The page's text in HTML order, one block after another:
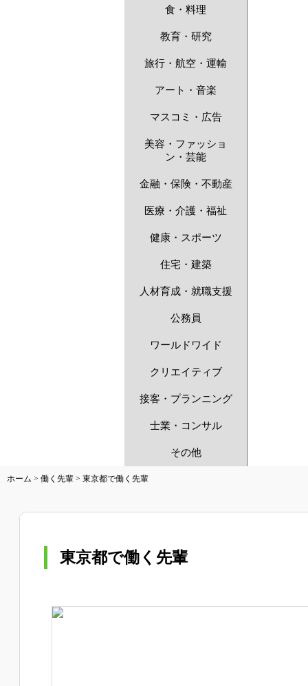
食・料理
教育・研究
旅行・航空・運輸
アート・音楽
マスコミ・広告
美容・ファッショ
ン・芸能
金融・保険・不動産
医療・介護・福祉
健康・スポーツ
住宅・建築
人材育成・就職支援
公務員
ワールドワイド
クリエイティブ
接客・プランニング
士業・コンサル
その他
ホーム > 働く先輩 > 東京都で働く先輩
東京都で働く先輩